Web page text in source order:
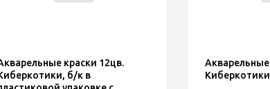
краски 12цв.
б/к в
Акварельные